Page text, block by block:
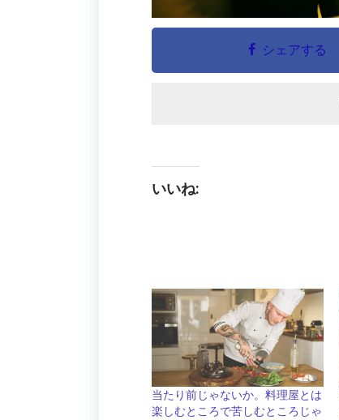
シェアする
いいね:
当たり前じゃないか。料理屋とは
楽しむところで苦しむところじゃ